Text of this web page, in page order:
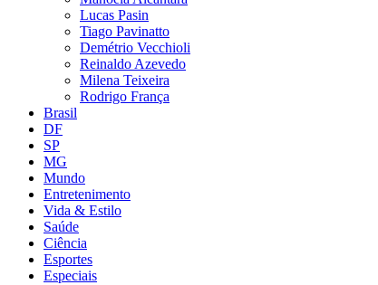
Lucas Pasin
Tiago Pavinatto
Demétrio Vecchioli
Reinaldo Azevedo
Milena Teixeira
Rodrigo França
Brasil
DF
SP
MG
Mundo
Entretenimento
Vida & Estilo
Saúde
Ciência
Esportes
Especiais